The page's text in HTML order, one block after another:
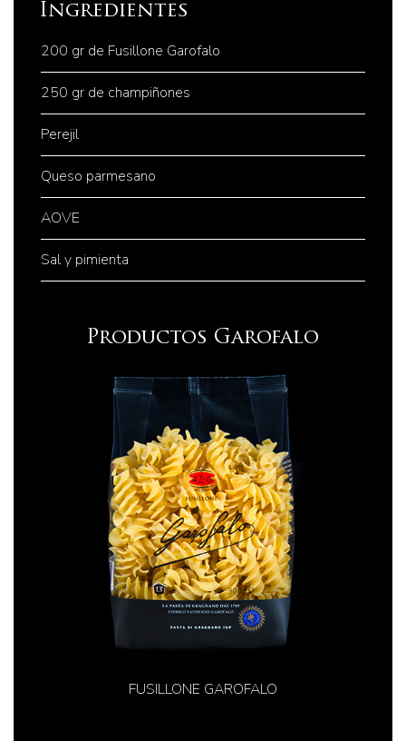
Ingredientes
200 gr de Fusillone Garofalo
250 gr de champiñones
Perejil
Queso parmesano
AOVE
Sal y pimienta
Productos Garofalo
FUSILLONE GAROFALO